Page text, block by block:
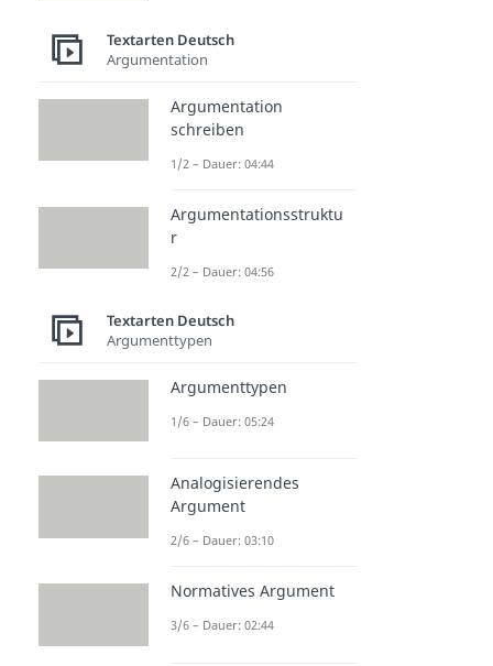
Textarten Deutsch
Argumentation
Argumentation
schreiben
1/2 – Dauer: 04:44
Argumentationsstruktu
r
2/2 – Dauer: 04:56
Textarten Deutsch
Argumenttypen
Argumenttypen
1/6 – Dauer: 05:24
Analogisierendes
Argument
2/6 – Dauer: 03:10
Normatives Argument
3/6 – Dauer: 02:44